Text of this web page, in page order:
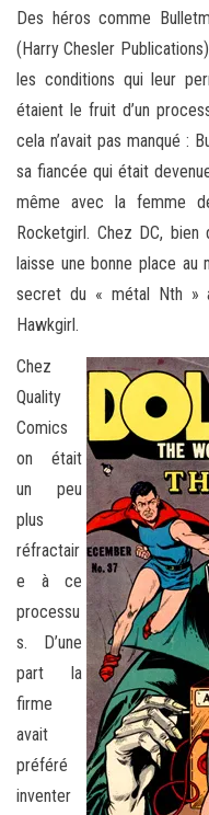
Des héros comme
(Harry Chesler
les conditions qui leur
étaient le fruit d’un
cela n’avait pas manqué :
sa fiancée qui était
même avec la femme
Rocketgirl. Chez DC,
laisse une bonne place au
secret du « métal Nth »
Hawkgirl.
Chez
Quality
Comics
on était
un peu
plus
réfractair
e à ce
processu
s. D’une
part la
firme
avait
préféré
inventer